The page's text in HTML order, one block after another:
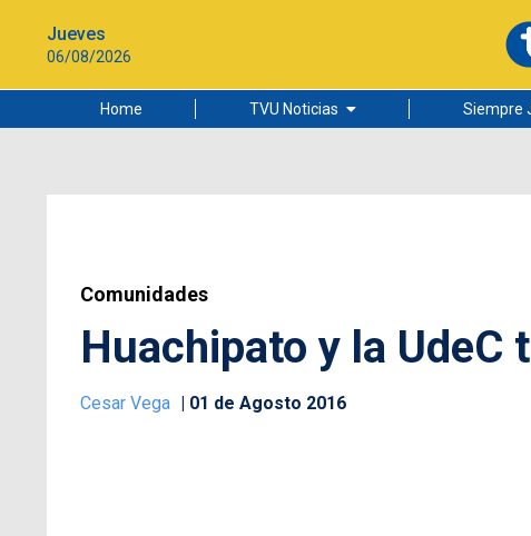
Jueves
06/08/2026
Home TVU Noticias
Ciudad
Siempre
Comunidades
Huachipato y la UdeC
Cesar Vega 01 de Agosto 2016